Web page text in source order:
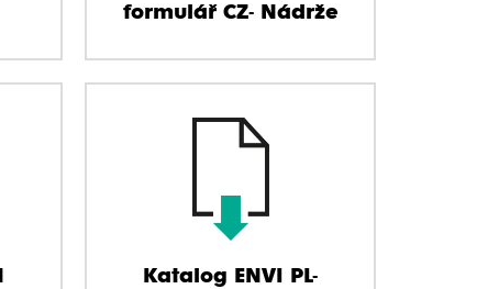
formulář CZ- Nádrže
Katalog ENVI PL-